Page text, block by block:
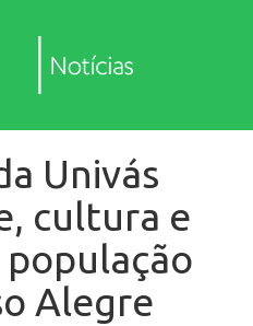
Univás
cultura e
população
Alegre